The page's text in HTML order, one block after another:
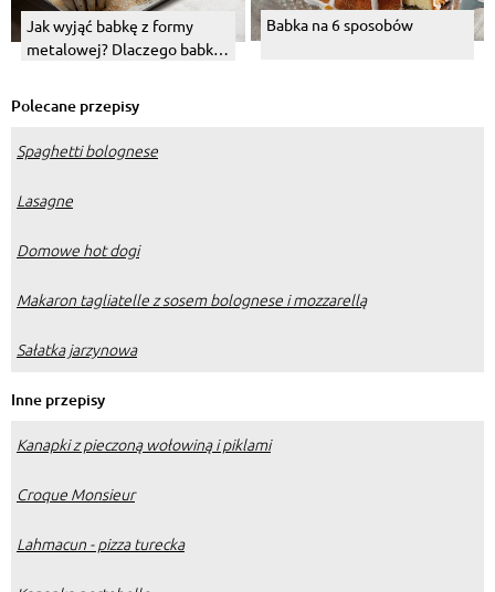
Jak wyjąć babkę z formy
metalowej? Dlaczego babka
Babka na 6 sposobów
Polecane przepisy
Spaghetti bolognese
Lasagne
Domowe hot dogi
Makaron tagliatelle z sosem bolognese i mozzarellą
Sałatka jarzynowa
Inne przepisy
Kanapki z pieczoną wołowiną i piklami
Croque Monsieur
Lahmacun - pizza turecka